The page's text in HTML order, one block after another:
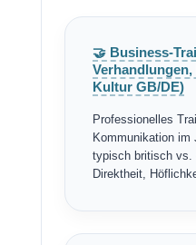
🤝 Business-
Kultur GB/DE)
Professionelles
Kommunikation
typisch britisch vs.
Direktheit,